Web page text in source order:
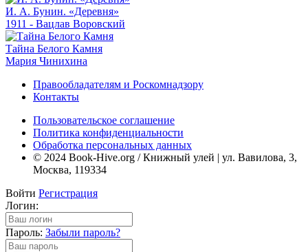
И. А. Бунин. «Деревня»
1911 - Вацлав Воровский
Тайна Белого Камня
Мария Чинихина
Правообладателям и Роскомнадзору
Контакты
Пользовательское соглашение
Политика конфиденциальности
Обработка персональных данных
© 2024 Book-Hive.org / Книжный улей | ул. Вавилова, 3,
Москва, 119334
Войти Регистрация
Логин:
Пароль: Забыли пароль?